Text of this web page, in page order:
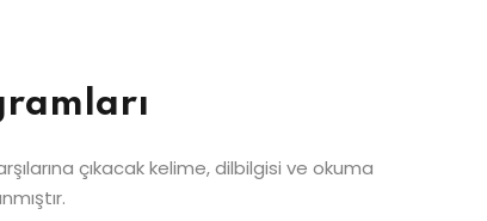
çıkacak kelime, dilbilgisi ve okuma